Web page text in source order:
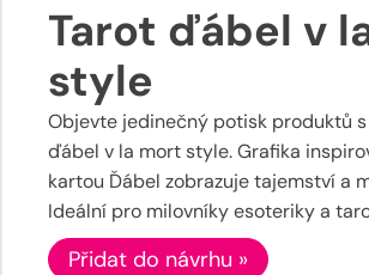
Tarot ďábel v
style
Objevte jedinečný potisk produktů
ďábel v la mort style. Grafika
kartou Ďábel zobrazuje tajemství a
Ideální pro milovníky esoteriky a
Přidat do návrhu »